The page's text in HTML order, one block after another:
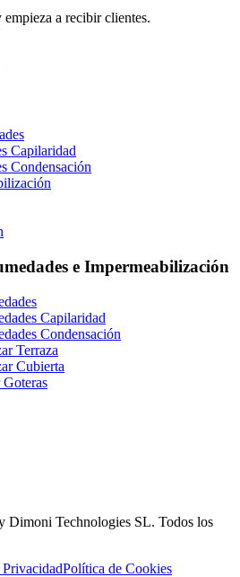
a recibir clientes.
Capilaridad
Condensación
e Impermeabilización
Capilaridad
Condensación
Terraza
Cubierta
Dimoni Technologies SL. Todos los
Política de Cookies